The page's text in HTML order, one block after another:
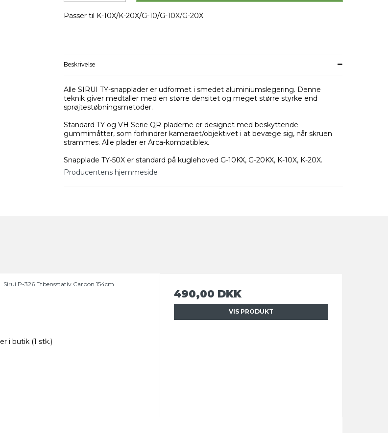
Passer til K-10X/K-20X/G-10/G-10X/G-20X
Beskrivelse
Alle SIRUI TY-snapplader er udformet i smedet aluminiumslegering. Denne
teknik giver medtaller med en større densitet og meget større styrke end
sprøjtestøbningsmetoder.
Standard TY og VH Serie QR-pladerne er designet med beskyttende
gummimåtter, som forhindrer kameraet/objektivet i at bevæge sig, når skruen
strammes. Alle plader er Arca-kompatiblex.
Snapplade TY-50X er standard på kuglehoved G-10KX, G-20KX, K-10X, K-20X.
Producentens hjemmeside
Sirui P-326 Etbensstativ Carbon 154cm
i butik (1 stk.)
490,00 DKK
VIS PRODUKT